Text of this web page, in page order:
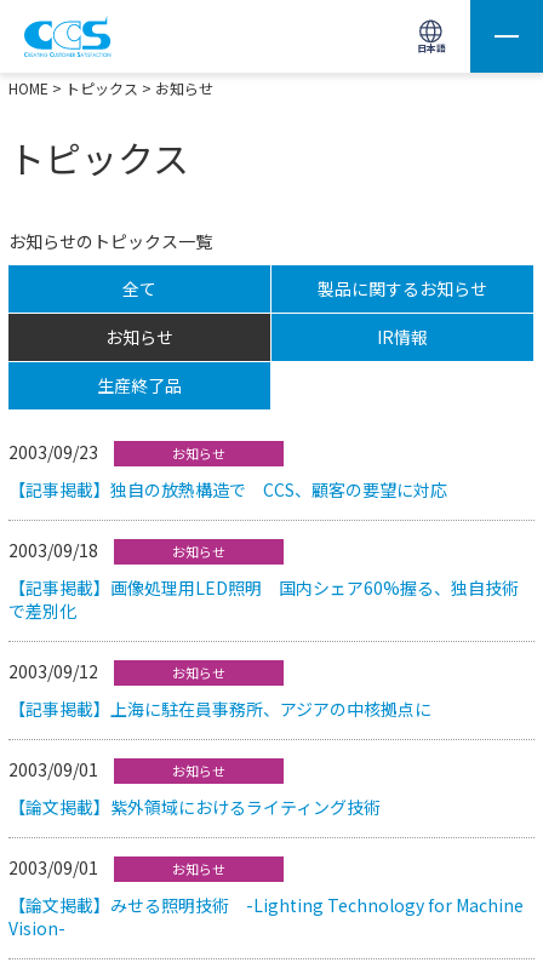
日本語
画像処理用の製品検索 サイト内検索(Enterで実行)
HOME > トピックス > お知らせ
トピックス
お知らせのトピックス一覧
全て
製品に関するお知らせ
お知らせ
IR情報
生産終了品
2003/09/23 お知らせ
【記事掲載】独自の放熱構造で CCS、顧客の要望に対応
2003/09/18 お知らせ
【記事掲載】画像処理用LED照明 国内シェア60%握る、独自技術
で差別化
2003/09/12 お知らせ
【記事掲載】上海に駐在員事務所、アジアの中核拠点に
2003/09/01 お知らせ
【論文掲載】紫外領域におけるライティング技術
2003/09/01 お知らせ
【論文掲載】みせる照明技術 -Lighting Technology for Machine
Vision-